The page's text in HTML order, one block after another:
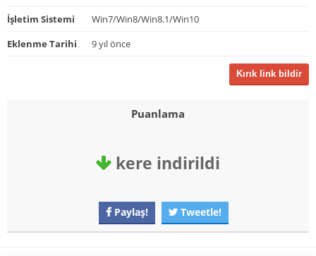
İşletim Sistemi
Win7/Win8/Win8.1/Win10
Eklenme Tarihi
9 yıl önce
Kırık link bildir
Puanlama
kere indirildi
Paylaş! Tweetle!